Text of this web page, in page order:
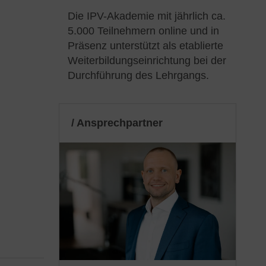
Die IPV-Akademie mit jährlich ca.
5.000 Teilnehmern online und in
Präsenz unterstützt als etablierte
Weiterbildungseinrichtung bei der
Durchführung des Lehrgangs.
/ Ansprechpartner